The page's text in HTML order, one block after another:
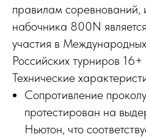
правилам соревнований,
набочника 800N
участия в
Российских турниров 16+
Технические
Сопротивление
протестирован на
Ньютон, что